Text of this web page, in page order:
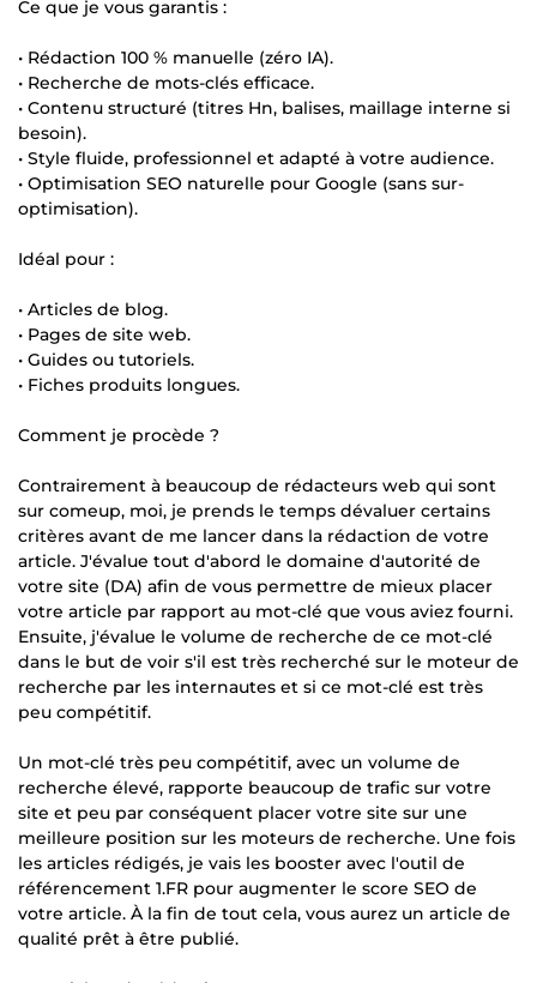
Ce que je vous garantis :
• Rédaction 100 % manuelle (zéro IA).
• Recherche de mots-clés efficace.
• Contenu structuré (titres Hn, balises, maillage interne si
besoin).
• Style fluide, professionnel et adapté à votre audience.
• Optimisation SEO naturelle pour Google (sans sur-
optimisation).
Idéal pour :
• Articles de blog.
• Pages de site web.
• Guides ou tutoriels.
• Fiches produits longues.
Comment je procède ?
Contrairement à beaucoup de rédacteurs web qui sont
sur comeup, moi, je prends le temps dévaluer certains
critères avant de me lancer dans la rédaction de votre
article. J'évalue tout d'abord le domaine d'autorité de
votre site (DA) afin de vous permettre de mieux placer
votre article par rapport au mot-clé que vous aviez fourni.
Ensuite, j'évalue le volume de recherche de ce mot-clé
dans le but de voir s'il est très recherché sur le moteur de
recherche par les internautes et si ce mot-clé est très
peu compétitif.
Un mot-clé très peu compétitif, avec un volume de
recherche élevé, rapporte beaucoup de trafic sur votre
site et peu par conséquent placer votre site sur une
meilleure position sur les moteurs de recherche. Une fois
les articles rédigés, je vais les booster avec l'outil de
référencement 1.FR pour augmenter le score SEO de
votre article. À la fin de tout cela, vous aurez un article de
qualité prêt à être publié.